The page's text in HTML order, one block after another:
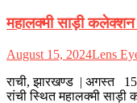
महालक्मी साड़ी
August 15, 2024Lens
राची, झारखण्ड | अगस्त 15,
रांची स्थित महालक्मी